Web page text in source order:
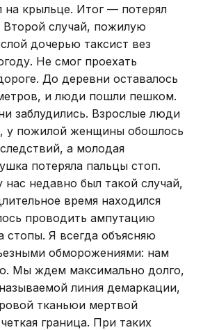
на крыльце. Итог — потерял
Второй случай, пожилую
дочерью таксист вез
Не смог проехать
До деревни оставалось
и люди пошли пешком.
заблудились. Взрослые люди
у пожилой женщины обошлось
а молодая
потеряла пальцы стоп.
нас недавно был такой случай,
время находился
проводить ампутацию
стопы. Я всегда объясняю
обморожениями: нам
Мы ждем максимально долго,
линия демаркации,
тканьюи мертвой
граница. При таких